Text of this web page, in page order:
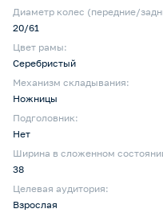
Диаметр колес (передние/
20/61
Цвет рамы:
Серебристый
Механизм складывания:
Ножницы
Подголовник:
Нет
Ширина в сложенном
38
Целевая аудитория:
Взрослая